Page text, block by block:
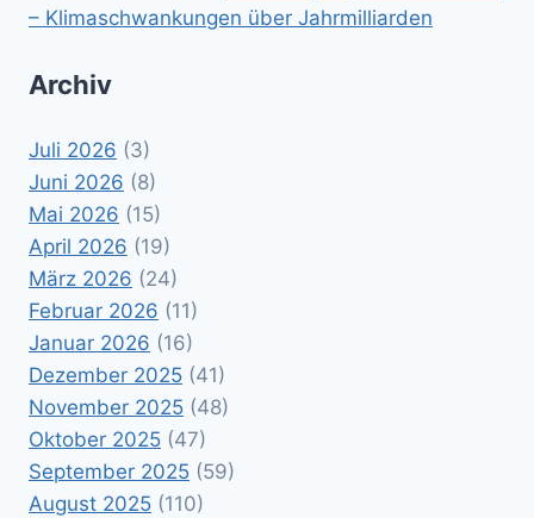
– Klimaschwankungen über Jahrmilliarden
Archiv
Juli 2026 (3)
Juni 2026 (8)
Mai 2026 (15)
April 2026 (19)
März 2026 (24)
Februar 2026 (11)
Januar 2026 (16)
Dezember 2025 (41)
November 2025 (48)
Oktober 2025 (47)
September 2025 (59)
August 2025 (110)